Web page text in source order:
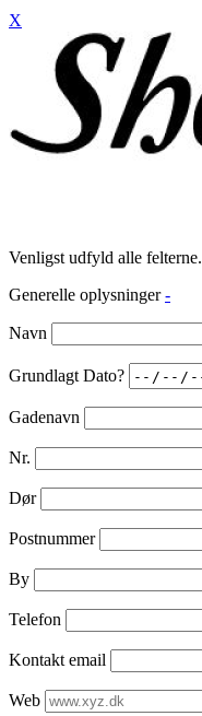
X
Venligst udfyld alle felterne.
Generelle oplysninger -
Navn
Grundlagt Dato?
Gadenavn
Nr.
Dør
Postnummer
By
Telefon
Kontakt email
Web